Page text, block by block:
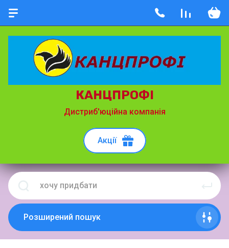
КАНЦПРОФІ
Дистриб'юційна компанія
Акції
Розширений пошук